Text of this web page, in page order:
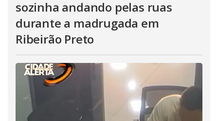
sozinha andando pelas ruas
durante a madrugada em
Ribeirão Preto